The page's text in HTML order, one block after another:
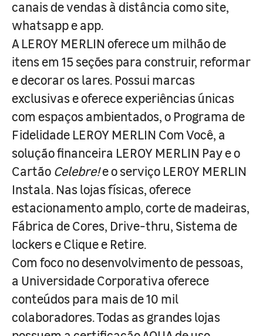
canais de vendas à distância como site,
whatsapp e app.
A LEROY MERLIN oferece um milhão de
itens em 15 seções para construir, reformar
e decorar os lares. Possui marcas
exclusivas e oferece experiências únicas
com espaços ambientados, o Programa de
Fidelidade LEROY MERLIN Com Você, a
solução financeira LEROY MERLIN Pay e o
Cartão Celebre!e o serviço LEROY MERLIN
Instala. Nas lojas físicas, oferece
estacionamento amplo, corte de madeiras,
Fábrica de Cores, Drive-thru, Sistema de
lockers e Clique e Retire.
Com foco no desenvolvimento de pessoas,
a Universidade Corporativa oferece
conteúdos para mais de 10 mil
colaboradores. Todas as grandes lojas